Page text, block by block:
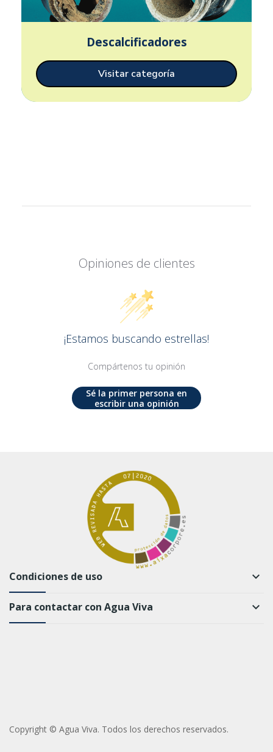
Descalcificadores
Visitar categoría
Opiniones de clientes
¡Estamos buscando estrellas!
Compártenos tu opinión
Sé la primer persona en
escribir una opinión
Condiciones de uso keyboard_arrow_down
Para contactar con Agua Viva keyboard_arrow_down
Copyright © Agua Viva. Todos los derechos reservados.